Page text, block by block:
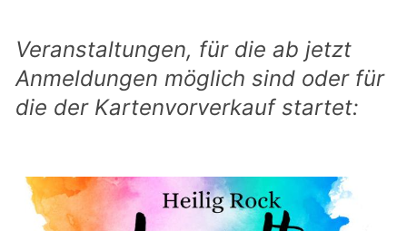
Veranstaltungen, für die ab jetzt
Anmeldungen möglich sind oder für
die der Kartenvorverkauf startet: